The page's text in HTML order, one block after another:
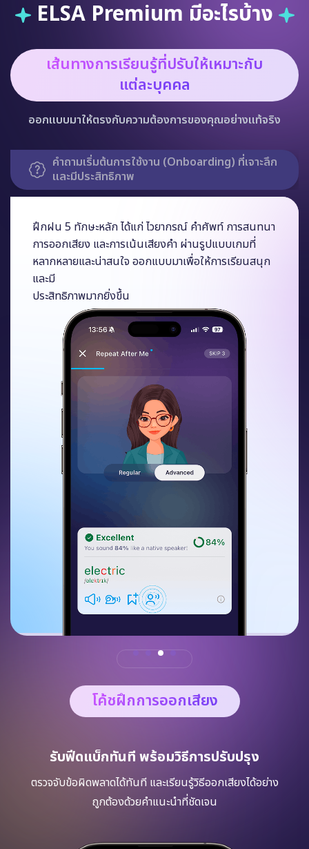
ELSA Premium มีอะไรบ้าง
เส้นทางการเรียนรู้ที่ปรับให้เหมาะกับ
แต่ละบุคคล
ออกแบบมาให้ตรงกับความต้องการของคุณอย่างแท้จริง
รูปแบบเกมที่หลากหลาย ครอบคลุม 5 ทักษะหลัก
ฝึกฝน 5 ทักษะหลัก ได้แก่ ไวยากรณ์ คำศัพท์ การสนทนา
การออกเสียง และการเน้นเสียงคำ ผ่านรูปแบบเกมที่
หลากหลายและน่าสนใจ ออกแบบมาเพื่อให้การเรียนสนุก
และมี
ประสิทธิภาพมากยิ่งขึ้น
โค้ชฝึกการออกเสียง
รับฟีดแบ็กทันที พร้อมวิธีการปรับปรุง
ตรวจจับข้อผิดพลาดได้ทันที และเรียนรู้วิธีออกเสียงได้อย่าง
ถูกต้องด้วยคำแนะนำที่ชัดเจน